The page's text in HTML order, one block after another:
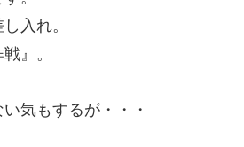
入れ。
』。
気もするが・・・